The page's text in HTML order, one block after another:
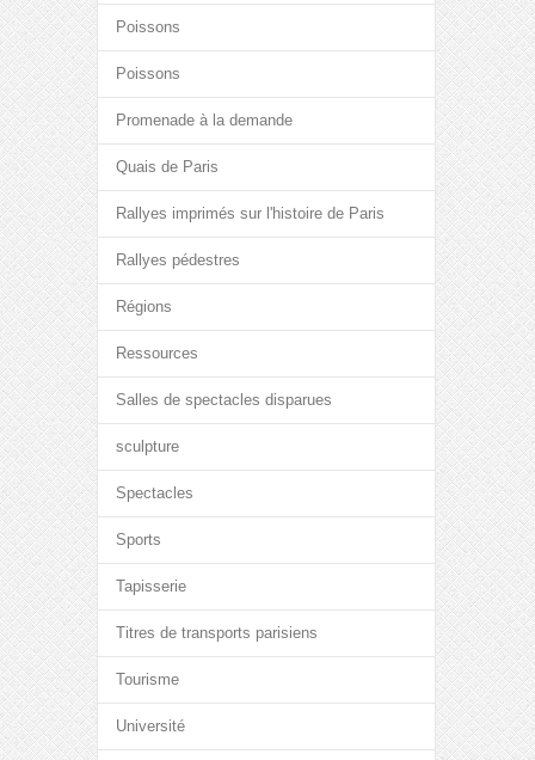
Poissons
Poissons
Promenade à la demande
Quais de Paris
Rallyes imprimés sur l'histoire de Paris
Rallyes pédestres
Régions
Ressources
Salles de spectacles disparues
sculpture
Spectacles
Sports
Tapisserie
Titres de transports parisiens
Tourisme
Université